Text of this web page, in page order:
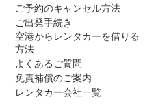
ご予約のキャンセル方法
ご出発手続き
空港からレンタカーを借りる
方法
よくあるご質問
免責補償のご案内
レンタカー会社一覧